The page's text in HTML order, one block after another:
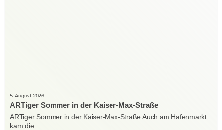
5. August 2026
ARTiger Sommer in der Kaiser-Max-Straße
ARTiger Sommer in der Kaiser-Max-Straße Auch am Hafenmarkt
kam die…